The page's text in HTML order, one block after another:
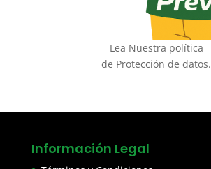
Lea Nuestra política
de Protección de datos.
Información Legal